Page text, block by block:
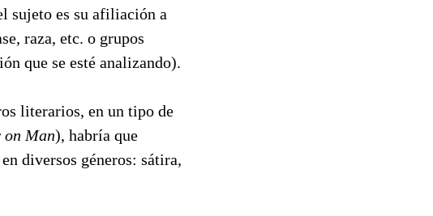
sujeto es su afiliación a
raza, etc. o grupos
que se esté analizando).
literarios, en un tipo de
on Man), habría que
diversos géneros: sátira,